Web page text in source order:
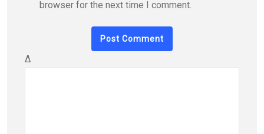
browser for the next time I comment.
Δ